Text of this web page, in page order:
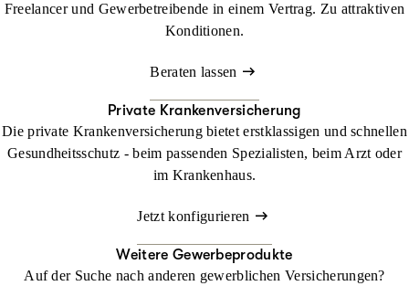
Freelancer und Gewerbetreibende in einem Vertrag. Zu attraktiven
Konditionen.
Beraten lassen
Private Krankenversicherung
Die private Krankenversicherung bietet erstklassigen und schnellen
Gesundheitsschutz - beim passenden Spezialisten, beim Arzt oder
im Krankenhaus.
Jetzt konfigurieren
Weitere Gewerbeprodukte
Auf der Suche nach anderen gewerblichen Versicherungen?